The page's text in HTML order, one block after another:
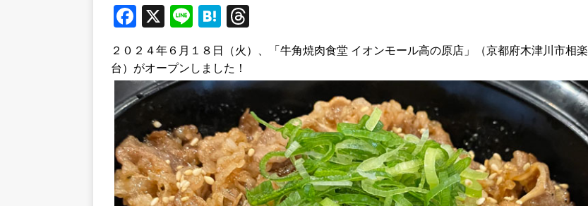
【京都府宇治市／２０２６】
F
a
c
e
b
o
o
k
X Li
n
e
H
at
e
n
a
r
e
a
d
s
２０２４年６月１８日（火）、「牛角焼肉食堂 イオンモール高の原店」（京都府木津川市相楽
台）がオープンしました！